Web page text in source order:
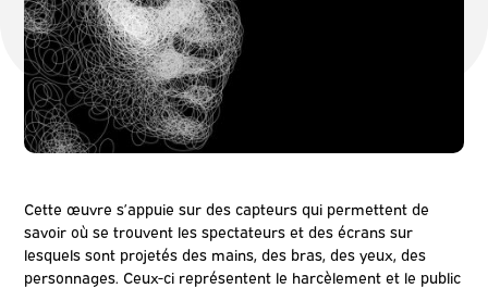
Cette œuvre s’appuie sur des capteurs qui permettent de
savoir où se trouvent les spectateurs et des écrans sur
lesquels sont projetés des mains, des bras, des yeux, des
personnages. Ceux-ci représentent le harcèlement et le public